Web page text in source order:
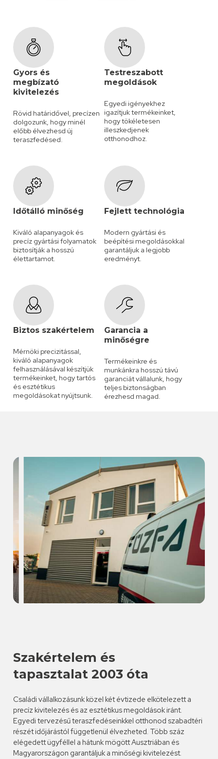
Gyors és
megbízató
kivitelezés
Rövid határidővel, precízen
dolgozunk, hogy minél
előbb élvezhesd új
teraszfedésed.
Testreszabott
megoldások
Egyedi igényekhez
igazítjuk termékeinket,
hogy tökéletesen
illeszkedjenek
otthonodhoz.
Időtálló minőség
Kiváló alapanyagok és
precíz gyártási folyamatok
biztosítják a hosszú
élettartamot.
Fejlett technológia
Modern gyártási és
beépítési megoldásokkal
garantáljuk a legjobb
eredményt.
Biztos szakértelem
Mérnöki precizitással,
kiváló alapanyagok
felhasználásával készítjük
termékeinket, hogy tartós
és esztétikus
megoldásokat nyújtsunk.
Garancia a
minőségre
Termékeinkre és
munkánkra hosszú távú
garanciát vállalunk, hogy
teljes biztonságban
érezhesd magad.
Szakértelem és
tapasztalat 2003 óta
Családi vállalkozásunk közel két évtizede elkötelezett a
precíz kivitelezés és az esztétikus megoldások iránt.
Egyedi tervezésű teraszfedéseinkkel otthonod szabadtéri
részét időjárástól függetlenül élvezheted. Több száz
elégedett ügyféllel a hátunk mögött Ausztriában és
Magyarországon garantáljuk a minőségi kivitelezést.